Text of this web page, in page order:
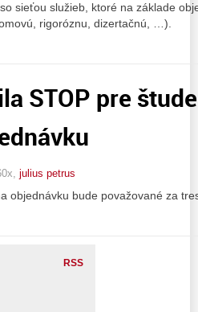
sieťou služieb, ktoré na základe
rigoróznu, dizertačnú, …).
STOP pre
julius petrus
objednávku bude považované za
RSS